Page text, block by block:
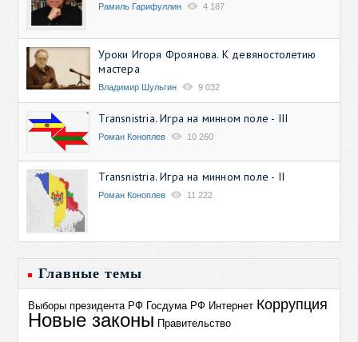
Рамиль Гарифуллин 4 187
Уроки Игоря Фроянова. К девяностолетию
мастера
Владимир Шульгин 9 032
Transnistria. Игра на минном поле - III
Роман Коноплев 10 260
Transnistria. Игра на минном поле - II
Роман Коноплев 11 222
Главные темы
Выборы президента РФ Госдума РФ Интернет Коррупция
Новые законы Правительство